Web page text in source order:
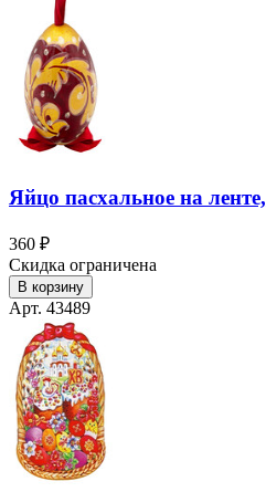
Яйцо пасхальное на
360 ₽
Скидка ограничена
В корзину
Арт. 43489